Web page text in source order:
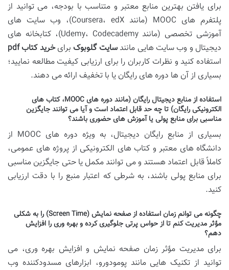
برای یافتن بهترین منابع معتبر و متناسب با بودجه، می توانید از
پلتفرم های MOOC (مانند Coursera، edX)، وب سایت های
آموزشی تخصصی (مانند Udemy، Codecademy)، کتابخانه های
دیجیتال و وب سایت هایی مانندسایت گلوبوک برایخرید کتاب pdf
استفاده کنید و نظرات کاربران را برای ارزیابی کیفیت مطالعه نمایید؛
بسیاری از آن ها دوره های رایگان یا با تخفیف ارائه می دهند.
استفاده از منابع دیجیتال رایگان (مانند دوره های MOOC، کتاب های
الکترونیکی رایگان) تا چه حد قابل اعتماد است و آیا می توانند جایگزین
مناسبی برای منابع پولی یا آموزش های حضوری باشند؟
بسیاری از منابع رایگان دیجیتال، به ویژه دوره های MOOC از
دانشگاه های معتبر و کتاب های الکترونیکی از پروژه های عمومی،
کاملاً قابل اعتماد هستند و می توانند مکمل یا حتی جایگزین مناسبی
برای منابع پولی باشند، به شرطی که اعتبار منبع را با دقت ارزیابی
کنید.
چگونه می توانم زمان استفاده از صفحه نمایش (Screen Time) را به شکلی
مؤثر مدیریت کنم تا از حواس پرتی جلوگیری کرده و بهره وری را افزایش
دهم؟
برای مدیریت مؤثر زمان صفحه نمایش و افزایش بهره وری، می
توانید از تکنیک هایی مانند پومودورو، ابزارهای مسدودکننده وب